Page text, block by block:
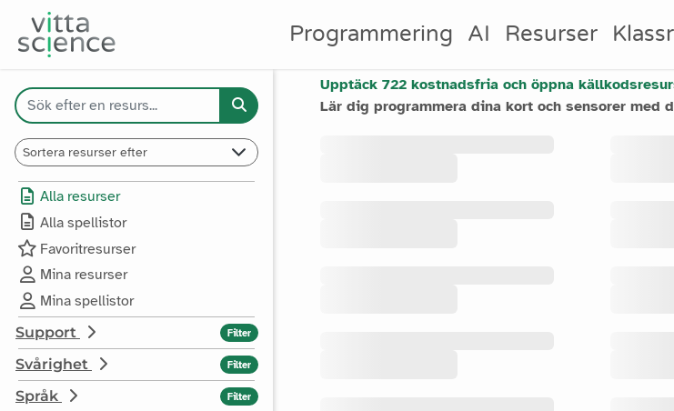
Programmering AI Resurser
RESURSER
Alla resurser
Alla spellistor
Favoritresurser
Mina resurser
Mina spellistor
Support Filter
Svårighet Filter
Språk Filter
Upptäck 722 kostnadsfria och öppna
Lär dig programmera dina kort och sensorer med